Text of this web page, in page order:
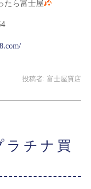
たら富士屋
投稿者: 富士屋質店
ラチナ買